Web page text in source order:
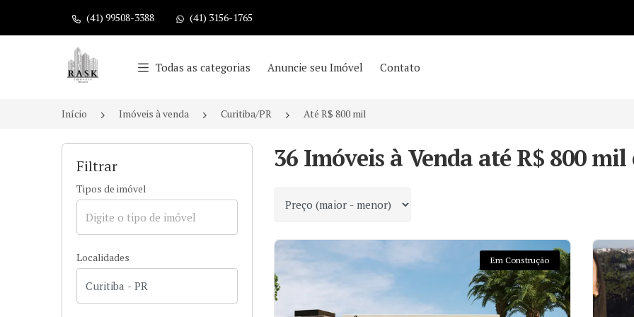
(41) 99508-3388 (41) 3156-1765
Página inicial
Todas as categorias Anuncie seu Imóvel Contato
Início Imóveis à venda Curitiba/PR Até R$ 800 mil
Filtrar
Tipos de imóvel
Localidades
36 Imóveis à Venda até R$ 800
Ordenar por
Em Construção